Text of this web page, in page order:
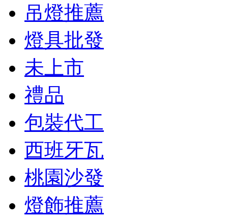
吊燈推薦
燈具批發
未上市
禮品
包裝代工
西班牙瓦
桃園沙發
燈飾推薦